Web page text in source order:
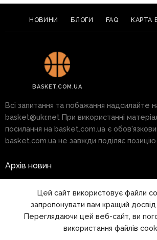
НОВИНИ БЛОГИ FAQ КАРТА
BASKET.COM.UA
Всі запитання та побажання надсилайте
basket@ukr.net При використанні
посилання на basket.com.ua є
basket.com.ua не завжди поділяє позицію
Архів новин
Правила
Цей сайт використовує файли
запропонувати вам кращий
Переглядаючи цей веб-сайт, ви
використання файлів